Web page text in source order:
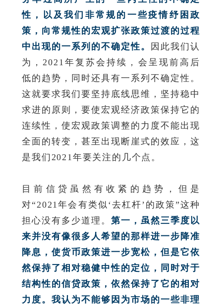
性，以及我们非常规的一些疫情纾困政
策，向常规性的宏观扩张政策过渡的过程
中出现的一系列的不确定性。
因此我们认
为，2021年复苏会持续，会呈现前高后
低的趋势，同时还具有一系列不确定性。
这就要求我们要坚持底线思维，坚持稳中
求进的原则，要使宏观经济政策保持它的
连续性，使宏观政策调整的力度不能出现
全面的转变，甚至出现断崖式的效应，这
是我们2021年要关注的几个点。
目前信贷虽然有收紧的趋势，但是
对“2021年会有类似‘去杠杆’的政策”这种
担心没有多少道理。第一，虽然三季度以
来并没有像很多人希望的那样进一步降准
降息，使货币政策进一步宽松，但是它依
然保持了相对稳健中性的定位，同时对于
结构性的信贷政策，依然保持了它的相对
力度。我认为不能够因为市场的一些非理